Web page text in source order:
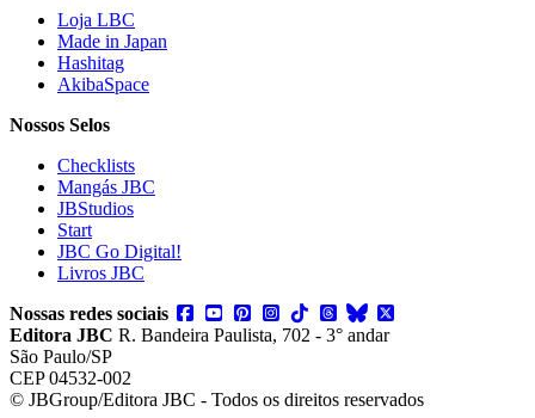
Loja LBC
Made in Japan
Hashitag
AkibaSpace
Nossos Selos
Checklists
Mangás JBC
JBStudios
Start
JBC Go Digital!
Livros JBC
Nossas redes sociais
Editora JBC R. Bandeira Paulista, 702 - 3° andar
São Paulo/SP
CEP 04532-002
© JBGroup/Editora JBC - Todos os direitos reservados